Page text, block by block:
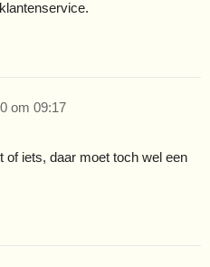
om 09:17
of iets, daar moet toch wel een